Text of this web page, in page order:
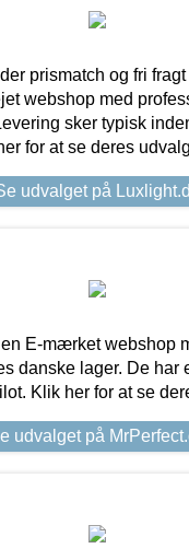
prismatch og fri
webshop med
sker typisk
for at se deres
udvalget på
E-mærket webshop
danske lager. De har
Klik her for at se
udvalget på